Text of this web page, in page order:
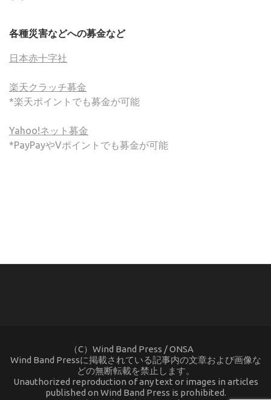
各種災害などへの募金など
日本赤十字社
楽天クラッチ募金
*楽天ポイントでも募金が可能
Yahoo!ネット募金
*PayPayやVポイントでも募金が可能
（C）Wind Band Press / ONSA
Wind Band Pressに掲載されている記事内の文章および画像な
どの無断転載を禁止します。
Unauthorized reproduction of any text or images in articles
published on Wind Band Press is prohibited.